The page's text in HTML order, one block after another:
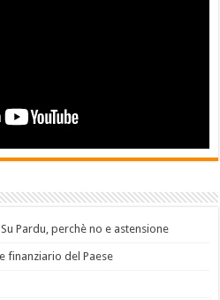
Pardu, perchè no e astensione
finanziario del Paese